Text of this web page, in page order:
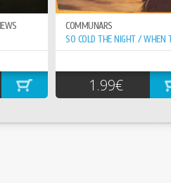
COMMUNARS
1.99€